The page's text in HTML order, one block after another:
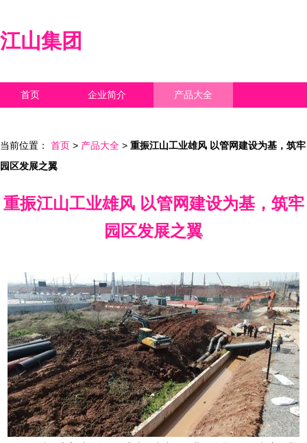
江山集团
首页 企业简介 产品大全
当前位置： 首页 > 产品大全 > 重振江山工业雄风 以管网建设为基，筑牢
园区发展之翼
重振江山工业雄风 以管网建设为基，筑牢
园区发展之翼